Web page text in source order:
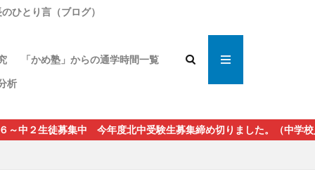
導論
ひとり言（ブログ）
声
「かめ塾」からの通学時間一覧
析
生徒募集中 今年度北中受験生募集締め切りました。（中学校入学